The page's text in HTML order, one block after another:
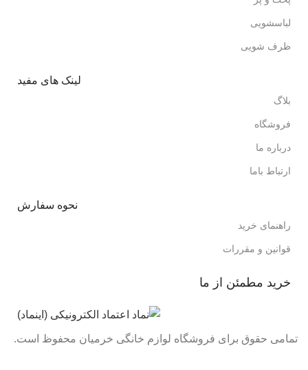
لباسشویی
ظرف شویی
لینک های مفید
بلاگ
فروشگاه
درباره ما
ارتباط باما
نحوه سفارش
راهنمای خرید
قوانین و مقررات
خرید مطمئن از ما
تمامی حقوق برای فروشگاه لوازم خانگی خرمیان محفوظ است.